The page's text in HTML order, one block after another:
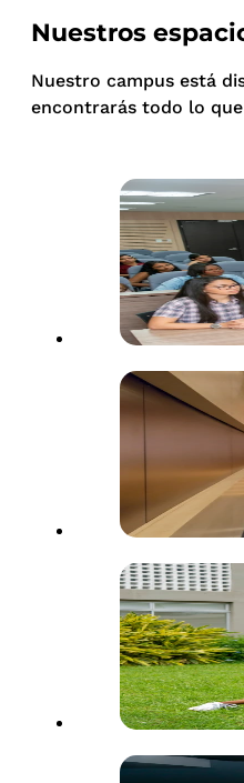
Nuestros
Nuestro campus está
encontrarás todo lo